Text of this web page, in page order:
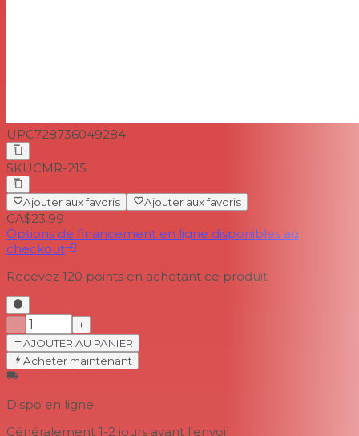
UPC728736049284
SKUCMR-215
Ajouter aux favoris Ajouter aux favoris
CA$23.99
Options de financement en ligne disponibles au
checkout
Recevez 120 points en achetant ce produit
−
+
AJOUTER AU PANIER
Acheter maintenant
Dispo en ligne
Généralement 1-2 jours avant l'envoi